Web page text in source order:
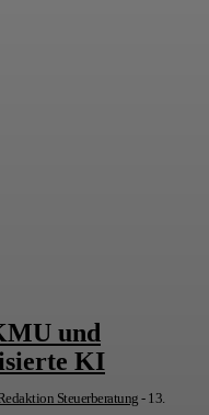
und
KI
Steuerberatung- 13.